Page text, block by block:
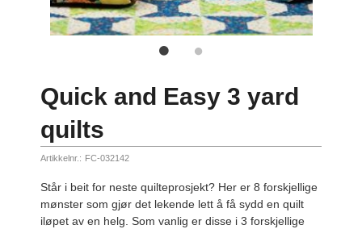
Quick and Easy 3 yard
quilts
Artikkelnr.: FC-032142
Står i beit for neste quilteprosjekt? Her er 8 forskjellige
mønster som gjør det lekende lett å få sydd en quilt
iløpet av en helg. Som vanlig er disse i 3 forskjellige